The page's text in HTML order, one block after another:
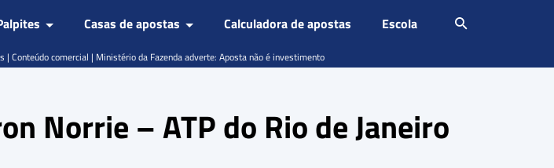
Casas de apostas Calculadora de apostas Escola
Norrie – ATP do Rio de Janeiro
Conteúdo comercial | Ministério da Fazenda adverte: Aposta não é investimento